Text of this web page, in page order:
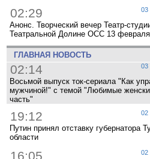
03
02:29
Анонс. Творческий вечер Театр-
Театральной Долине ОСС 13 февраля
ГЛАВНАЯ НОВОСТЬ
03
02:14
Восьмой выпуск ток-сериала "Как
мужчиной!" с темой "Любимые
часть"
02
19:12
Путин принял отставку губернатора
области
02
16:05